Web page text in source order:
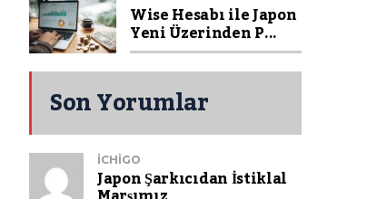
Wise Hesabı ile Japon
Yeni Üzerinden P...
Son Yorumlar
ICHIGO
Japon Şarkıcıdan İstiklal